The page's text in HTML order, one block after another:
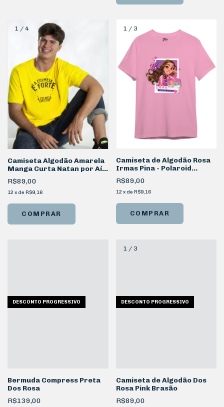
1 / 4
Camiseta Algodão Amarela
Manga Curta Natan por Aí
Ícones
R$89,00
12 x de R$9,16
COMPRAR
1/ 3
Camiseta de Algodão Rosa
Irmas Pina - Polaroid
Lorena
R$89,00
12 x de R$9,16
COMPRAR
DESCONTO PROGRESSIVO
Bermuda Compress Preta
Dos Rosa
R$139,00
1 / 3
DESCONTO PROGRESSIVO
Camiseta de Algodão Dos
Rosa Pink Brasão
R$89,00